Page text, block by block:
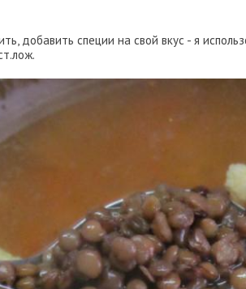
добавить специи на свой вкус - я